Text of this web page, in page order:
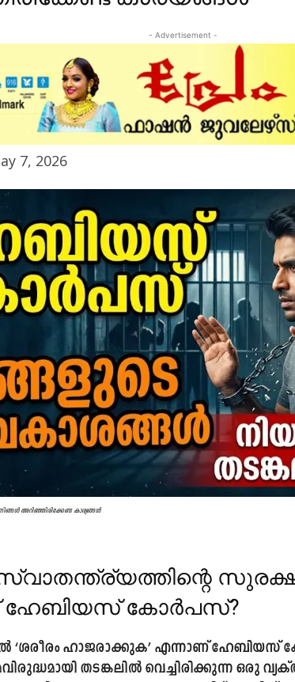
- Advertisement -
7, 2026
അറിഞ്ഞിരിക്കേണ്ട കാര്യങ്ങൾ
ഹേബിയസ് കോർപസ്?
‘ശരീരം ഹാജരാക്കുക’ എന്നാണ് ഹേബിയസ്
തടങ്കലിൽ വെച്ചിരിക്കുന്ന ഒരു